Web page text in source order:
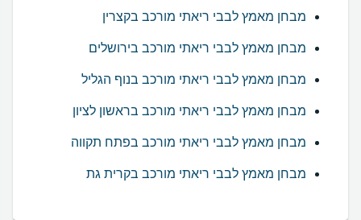
מבחן מאמץ לבבי ריאתי מורכב בקצרין
מבחן מאמץ לבבי ריאתי מורכב בירושלים
מבחן מאמץ לבבי ריאתי מורכב בנוף הגליל
מבחן מאמץ לבבי ריאתי מורכב בראשון לציון
מבחן מאמץ לבבי ריאתי מורכב בפתח תקווה
מבחן מאמץ לבבי ריאתי מורכב בקרית גת